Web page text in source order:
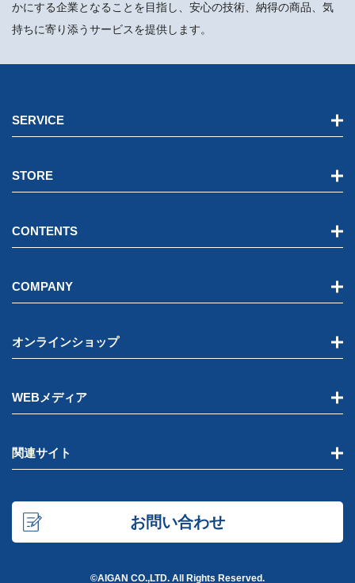
かにする企業となることを目指し、安心の技術、納得の商品、気
持ちに寄り添うサービスを提供します。
SERVICE
STORE
CONTENTS
COMPANY
オンラインショップ
WEBメディア
関連サイト
お問い合わせ
©AIGAN CO.,LTD. All Rights Reserved.